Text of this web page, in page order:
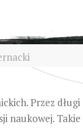
Przez długi
naukowej.